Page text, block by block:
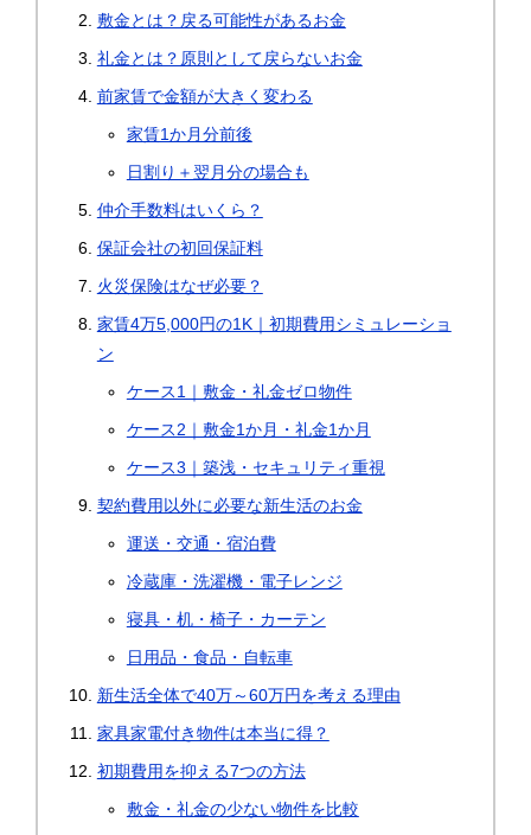
敷金とは？戻る可能性があるお金
礼金とは？原則として戻らないお金
前家賃で金額が大きく変わる
家賃1か月分前後
日割り＋翌月分の場合も
仲介手数料はいくら？
保証会社の初回保証料
火災保険はなぜ必要？
家賃4万5,000円の1K｜初期費用シミュレーショ
ン
ケース1｜敷金・礼金ゼロ物件
ケース2｜敷金1か月・礼金1か月
ケース3｜築浅・セキュリティ重視
契約費用以外に必要な新生活のお金
運送・交通・宿泊費
冷蔵庫・洗濯機・電子レンジ
寝具・机・椅子・カーテン
日用品・食品・自転車
新生活全体で40万～60万円を考える理由
家具家電付き物件は本当に得？
初期費用を抑える7つの方法
敷金・礼金の少ない物件を比較